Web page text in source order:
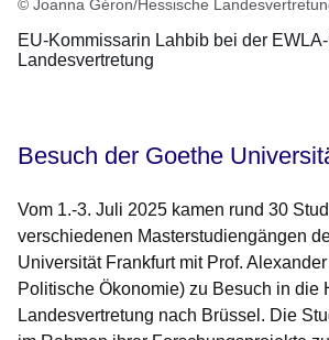
© Joanna Géron/Hessische
EU-Kommissarin Lahbib bei der
Landesvertretung
Besuch der Goethe
Vom 1.-3. Juli 2025 kamen rund 30
verschiedenen Masterstudiengängen
Universität Frankfurt mit Prof.
Politische Ökonomie) zu Besuch in die
Landesvertretung nach Brüssel. Die